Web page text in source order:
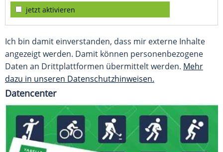
jetzt aktivieren
Ich bin damit einverstanden, dass mir externe Inhalte
angezeigt werden. Damit können personenbezogene
Daten an Drittplattformen übermittelt werden. Mehr
dazu in unseren Datenschutzhinweisen.
Datencenter